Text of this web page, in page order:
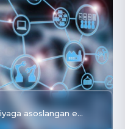
asoslangan e…